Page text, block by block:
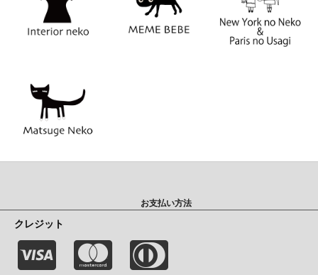
お支払い方法
クレジット